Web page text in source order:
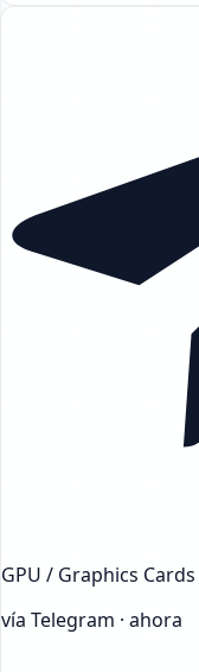
GPU / Graphics Cards
vía Telegram · ahora